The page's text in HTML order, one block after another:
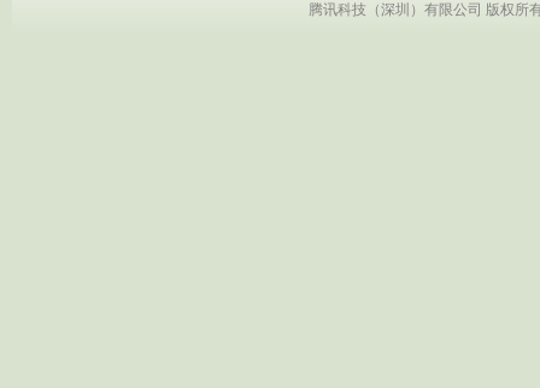
腾讯科技（深圳）有限公司 版权所